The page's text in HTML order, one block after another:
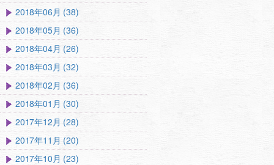
2018年06月 (38)
2018年05月 (36)
2018年04月 (26)
2018年03月 (32)
2018年02月 (36)
2018年01月 (30)
2017年12月 (28)
2017年11月 (20)
2017年10月 (23)